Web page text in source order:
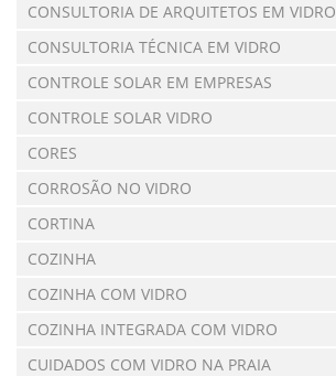
CONSULTORIA DE ARQUITETOS EM VIDRO
CONSULTORIA TÉCNICA EM VIDRO
CONTROLE SOLAR EM EMPRESAS
CONTROLE SOLAR VIDRO
CORES
CORROSÃO NO VIDRO
CORTINA
COZINHA
COZINHA COM VIDRO
COZINHA INTEGRADA COM VIDRO
CUIDADOS COM VIDRO NA PRAIA